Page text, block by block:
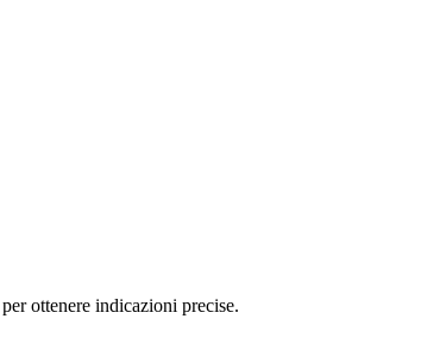
ottenere indicazioni precise.